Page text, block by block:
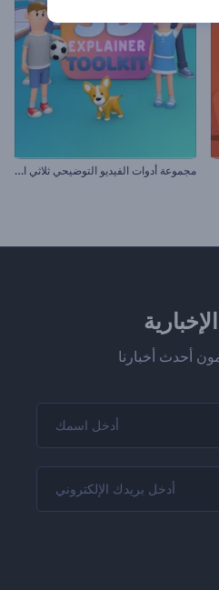
م
جموعة أدوات الفيديو التوضيحي ثلاثي الأبعاد
أحدث أخبارنا